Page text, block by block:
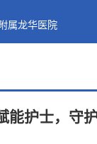
属龙华医院
能护士，守